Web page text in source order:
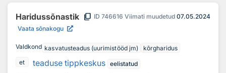
Haridussõnastik content_copy ID 746616 Viimati muudetud 07.05.2024
Vaata sõnakogu
Valdkond kasvatusteadus (uurimistööd jm)
kõrgharidus
et
teaduse tippkeskus eelistatud